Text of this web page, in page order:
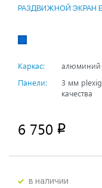
РАЗДВИЖНОЙ ЭКРАН
Каркас:
алюминий
Панели:
3 мм
качества
6 750 p
в наличии